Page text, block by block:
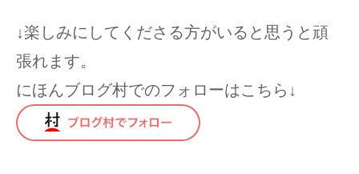
↓楽しみにしてくださる方がいると思うと頑
張れます。
にほんブログ村でのフォローはこちら↓